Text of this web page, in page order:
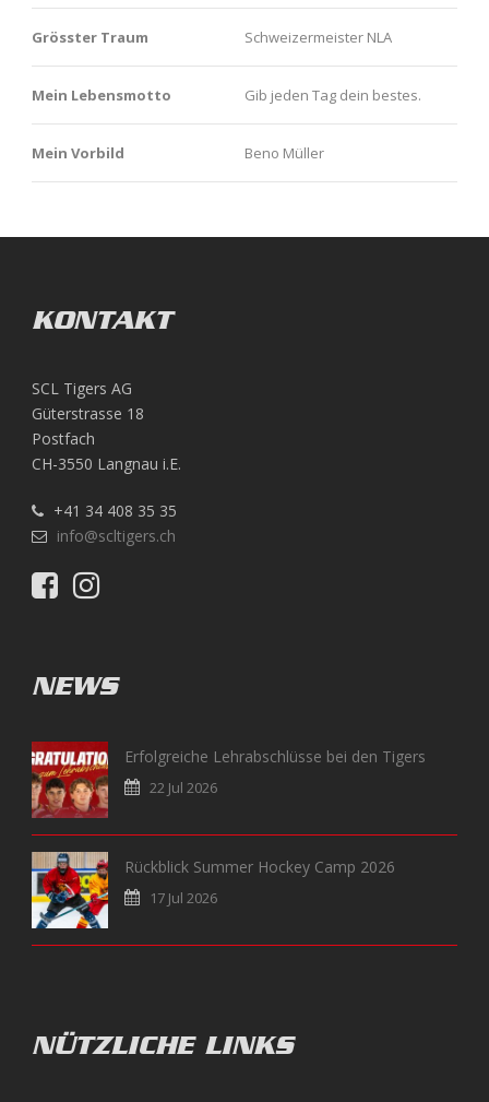
Grösster Traum Schweizermeister NLA
Mein Lebensmotto Gib jeden Tag dein bestes.
Mein Vorbild Beno Müller
KONTAKT
SCL Tigers AG
Güterstrasse 18
Postfach
CH-3550 Langnau i.E.
+41 34 408 35 35
info@scltigers.ch
NEWS
Erfolgreiche Lehrabschlüsse bei den Tigers
22 Jul 2026
Rückblick Summer Hockey Camp 2026
17 Jul 2026
NÜTZLICHE LINKS